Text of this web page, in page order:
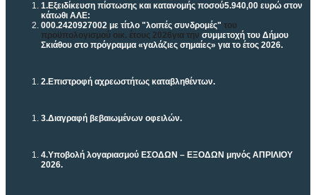
1.Εξειδίκευση πίστωσης και κατανομής ποσού5.940,00 ευρώ στον
κάτωθι ΑΛΕ:
000.2420927002 με τίτλο "λοιπές συνδρομές" του
προϋπολογισμού οικ. έτους 2026για την συμμετοχή του Δήμου
Σκιάθου στο πρόγραμμα «γαλάζιες σημαίες» για το έτος 2026.
2.Επιστροφή αχρεωστήτως καταβληθέντων.
3.Διαγραφή βεβαιωμένων οφειλών.
4.Υποβολή λογαριασμού ΕΣΟΔΩΝ – ΕΞΟΔΩΝ μηνός ΑΠΡΙΛΙΟΥ
2026.